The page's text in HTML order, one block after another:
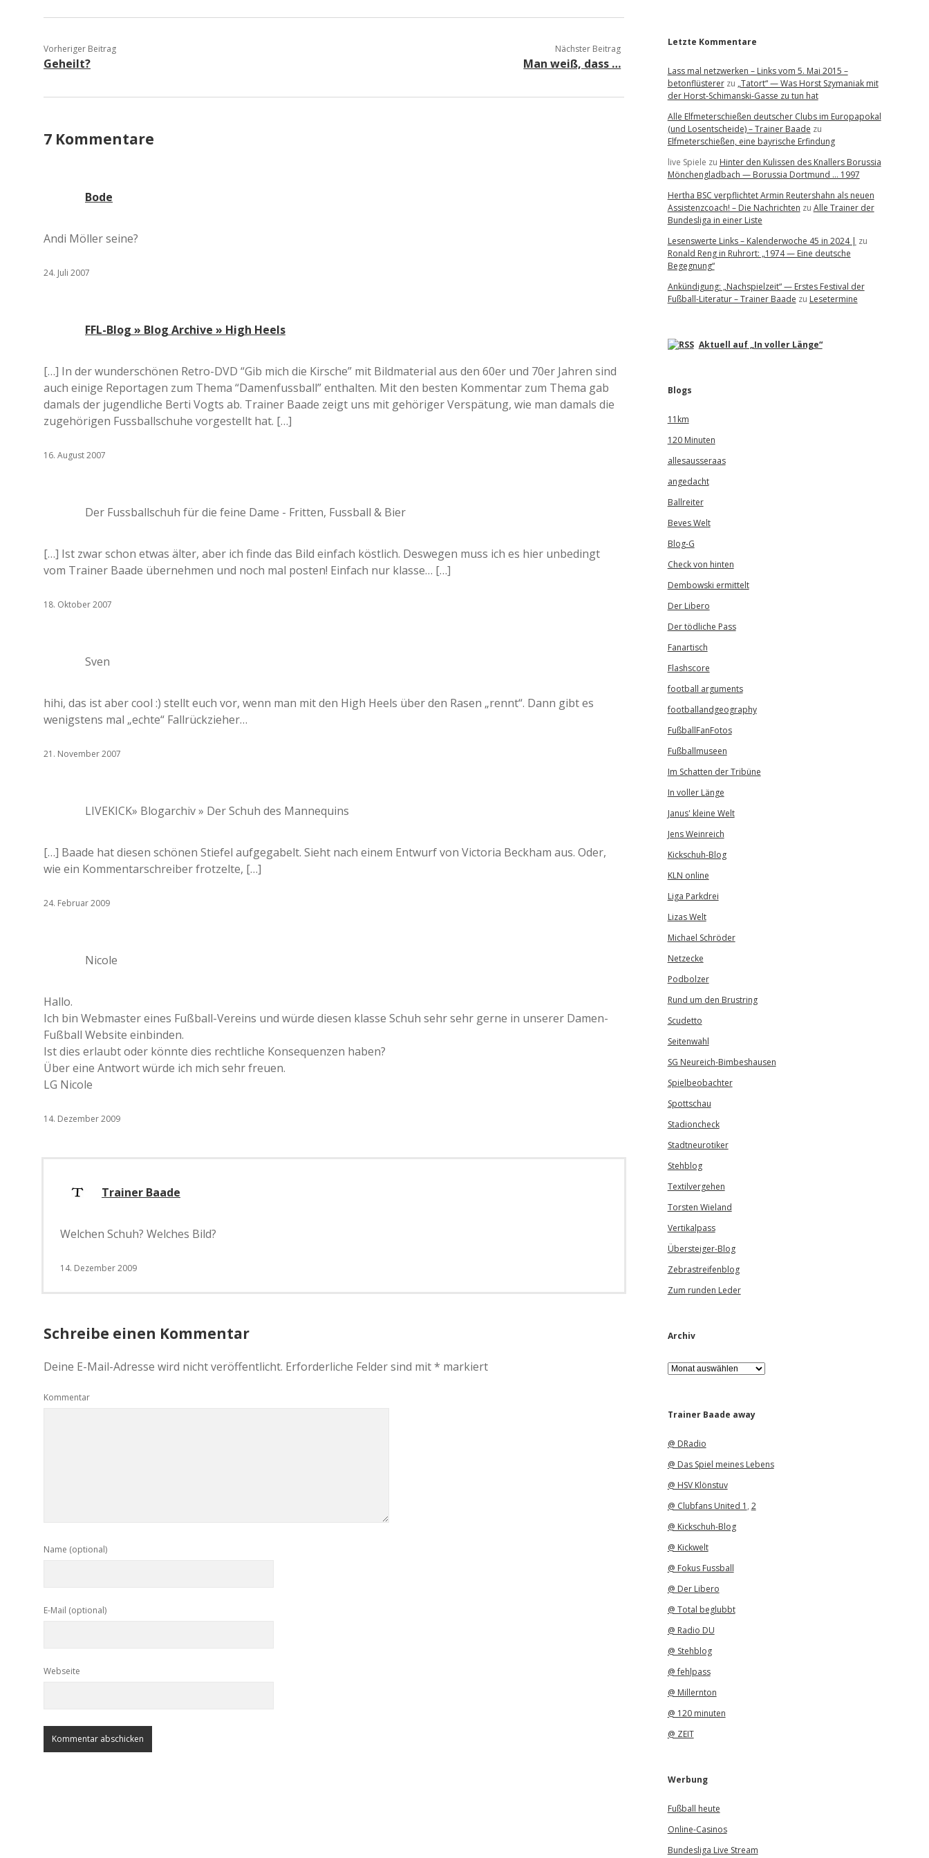
Vorheriger Beitrag
Geheilt?
Nächster Beitrag
Man weiß, dass …
7 Kommentare
Bode
Andi Möller seine?
24. Juli 2007
FFL-Blog » Blog Archive » High Heels
[…] In der wunderschönen Retro-DVD “Gib mich die Kirsche” mit Bildmaterial aus den 60er und 70er Jahren sind
auch einige Reportagen zum Thema “Damenfussball” enthalten. Mit den besten Kommentar zum Thema gab
damals der jugendliche Berti Vogts ab. Trainer Baade zeigt uns mit gehöriger Verspätung, wie man damals die
zugehörigen Fussballschuhe vorgestellt hat. […]
16. August 2007
Der Fussballschuh für die feine Dame - Fritten, Fussball & Bier
[…] Ist zwar schon etwas älter, aber ich finde das Bild einfach köstlich. Deswegen muss ich es hier unbedingt
vom Trainer Baade übernehmen und noch mal posten! Einfach nur klasse… […]
18. Oktober 2007
Sven
hihi, das ist aber cool :) stellt euch vor, wenn man mit den High Heels über den Rasen „rennt“. Dann gibt es
wenigstens mal „echte“ Fallrückzieher…
21. November 2007
LIVEKICK» Blogarchiv » Der Schuh des Mannequins
[…] Baade hat diesen schönen Stiefel aufgegabelt. Sieht nach einem Entwurf von Victoria Beckham aus. Oder,
wie ein Kommentarschreiber frotzelte, […]
24. Februar 2009
Nicole
Hallo.
Ich bin Webmaster eines Fußball-Vereins und würde diesen klasse Schuh sehr sehr gerne in unserer Damen-
Fußball Website einbinden.
Ist dies erlaubt oder könnte dies rechtliche Konsequenzen haben?
Über eine Antwort würde ich mich sehr freuen.
LG Nicole
14. Dezember 2009
Trainer Baade
Welchen Schuh? Welches Bild?
14. Dezember 2009
Schreibe einen Kommentar
Deine E-Mail-Adresse wird nicht veröffentlicht. Erforderliche Felder sind mit* markiert
Kommentar
Name (optional)
E-Mail (optional)
Webseite
Letzte Kommentare
Lass mal netzwerken – Links vom 5. Mai 2015 –
betonflüstererzu „Tatort“ — Was Horst Szymaniak mit
der Horst-Schimanski-Gasse zu tun hat
Alle Elfmeterschießen deutscher Clubs im Europapokal
(und Losentscheide) – Trainer Baade zu
Elfmeterschießen, eine bayrische Erfindung
live Spiele zu Hinter den Kulissen des Knallers Borussia
Mönchengladbach — Borussia Dortmund … 1997
Hertha BSC verpflichtet Armin Reutershahn als neuen
Assistenzcoach! – Die Nachrichten zu Alle Trainer der
Bundesliga in einer Liste
Lesenswerte Links – Kalenderwoche 45 in 2024 | zu
Ronald Reng in Ruhrort: „1974 — Eine deutsche
Begegnung“
Ankündigung: „Nachspielzeit“ — Erstes Festival der
Fußball-Literatur – Trainer Baade zu Lesetermine
Aktuell auf „In voller Länge“
Blogs
11km
120 Minuten
allesausseraas
angedacht
Ballreiter
Beves Welt
Blog-G
Check von hinten
Dembowski ermittelt
Der Libero
Der tödliche Pass
Fanartisch
Flashscore
football arguments
footballandgeography
FußballFanFotos
Fußballmuseen
Im Schatten der Tribüne
In voller Länge
Janus' kleine Welt
Jens Weinreich
Kickschuh-Blog
KLN online
Liga Parkdrei
Lizas Welt
Michael Schröder
Netzecke
Podbolzer
Rund um den Brustring
Scudetto
Seitenwahl
SG Neureich-Bimbeshausen
Spielbeobachter
Spottschau
Stadioncheck
Stadtneurotiker
Stehblog
Textilvergehen
Torsten Wieland
Vertikalpass
Übersteiger-Blog
Zebrastreifenblog
Zum runden Leder
Archiv
A
r
iTrainer Baade away
@ DRadio
@ Das Spiel meines Lebens
@ HSV Klönstuv
@ Clubfans United 1 , 2
@ Kickschuh-Blog
@ Kickwelt
@ Fokus Fussball
@ Der Libero
@ Total beglubbt
@ Radio DU
@ Stehblog
@ fehlpass
@ Millernton
@ 120 minuten
@ ZEIT
Werbung
Fußball heute
Online-Casinos
Bundesliga Live Stream